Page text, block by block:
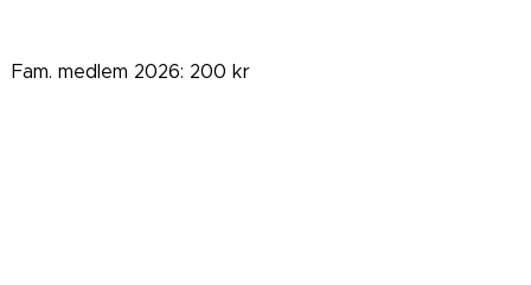
Fam. medlem 2026: 200 kr